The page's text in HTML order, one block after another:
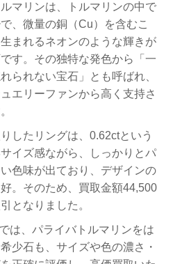
マリンは、トルマリンの中で
、微量の銅（Cu）を含むこ
まれるネオンのような輝きが
す。その独特な発色から「一
られない宝石」とも呼ばれ、
エリーファンから高く支持さ
したリングは、0.62ctという
イズ感ながら、しっかりとパ
色味が出ており、デザインの
。そのため、買取金額44,500
となりました。
は、パライバトルマリンをは
少石も、サイズや色の濃さ・